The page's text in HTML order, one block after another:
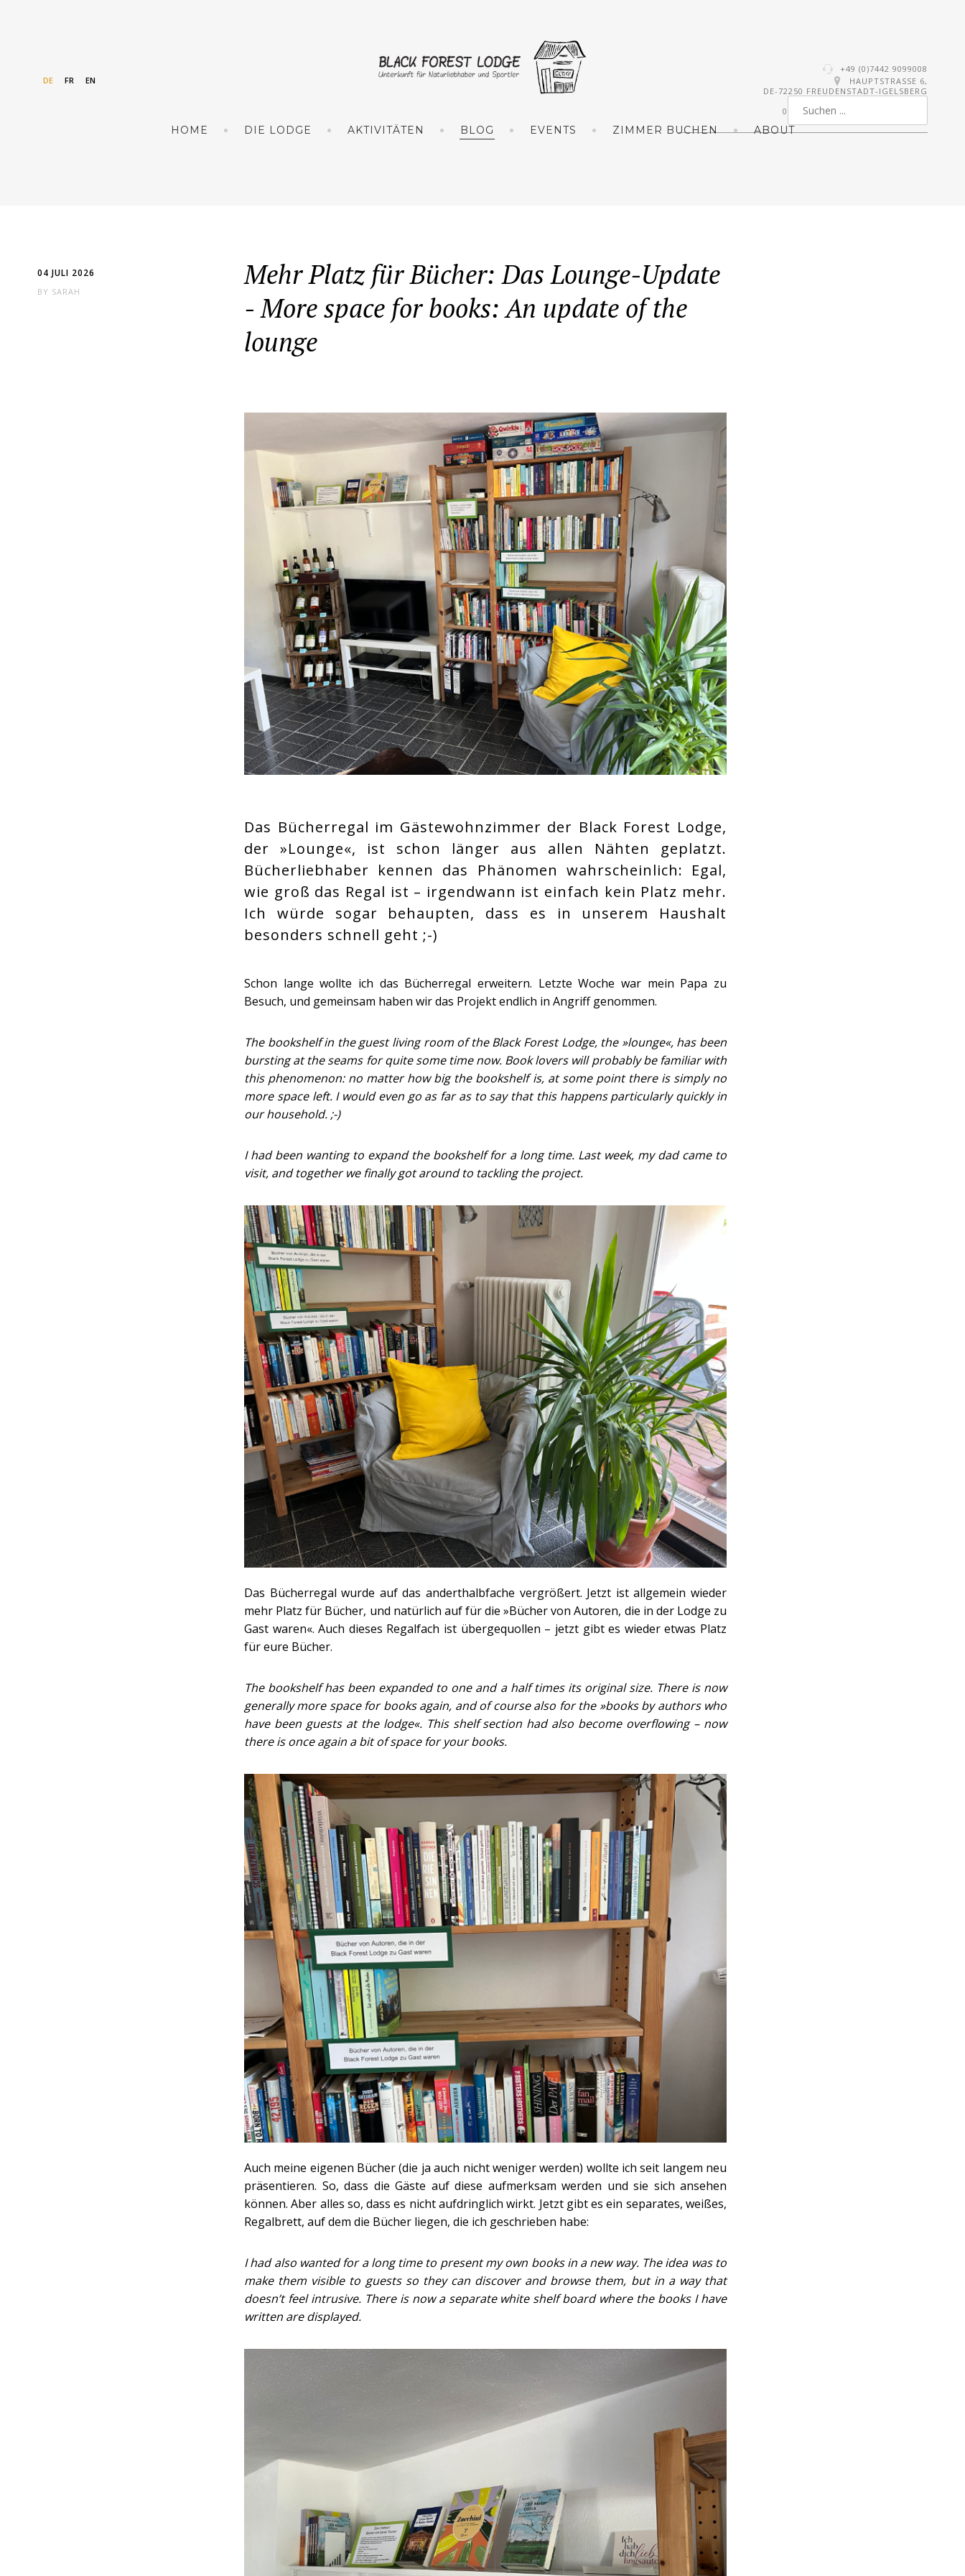
DE FR EN
+49 (0)7442 9099008
HAUPTSTRASSE 6,
DE-72250 FREUDENSTADT-IGELSBERG
0
HOME DIE LODGE AKTIVITÄTEN BLOG EVENTS ZIMMER BUCHEN ABOUT
04 JULI 2026
BY SARAH
Mehr Platz für Bücher: Das Lounge-Update
- More space for books: An update of the
lounge
Das Bücherregal im Gästewohnzimmer der Black Forest Lodge,
der »Lounge«, ist schon länger aus allen Nähten geplatzt.
Bücherliebhaber kennen das Phänomen wahrscheinlich: Egal,
wie groß das Regal ist – irgendwann ist einfach kein Platz mehr.
Ich würde sogar behaupten, dass es in unserem Haushalt
besonders schnell geht ;-)
Schon lange wollte ich das Bücherregal erweitern. Letzte Woche war mein Papa zu
Besuch, und gemeinsam haben wir das Projekt endlich in Angriff genommen.
The bookshelf in the guest living room of the Black Forest Lodge, the »lounge«, has been
bursting at the seams for quite some time now. Book lovers will probably be familiar with
this phenomenon: no matter how big the bookshelf is, at some point there is simply no
more space left. I would even go as far as to say that this happens particularly quickly in
our household. ;-)
I had been wanting to expand the bookshelf for a long time. Last week, my dad came to
visit, and together we finally got around to tackling the project.
Das Bücherregal wurde auf das anderthalbfache vergrößert. Jetzt ist allgemein wieder
mehr Platz für Bücher, und natürlich auf für die »Bücher von Autoren, die in der Lodge zu
Gast waren«. Auch dieses Regalfach ist übergequollen – jetzt gibt es wieder etwas Platz
für eure Bücher.
The bookshelf has been expanded to one and a half times its original size. There is now
generally more space for books again, and of course also for the »books by authors who
have been guests at the lodge«. This shelf section had also become overflowing – now
there is once again a bit of space for your books.
Auch meine eigenen Bücher (die ja auch nicht weniger werden) wollte ich seit langem neu
präsentieren. So, dass die Gäste auf diese aufmerksam werden und sie sich ansehen
können. Aber alles so, dass es nicht aufdringlich wirkt. Jetzt gibt es ein separates, weißes,
Regalbrett, auf dem die Bücher liegen, die ich geschrieben habe:
I had also wanted for a long time to present my own books in a new way. The idea was to
make them visible to guests so they can discover and browse them, but in a way that
doesn’t feel intrusive. There is now a separate white shelf board where the books I have
written are displayed.